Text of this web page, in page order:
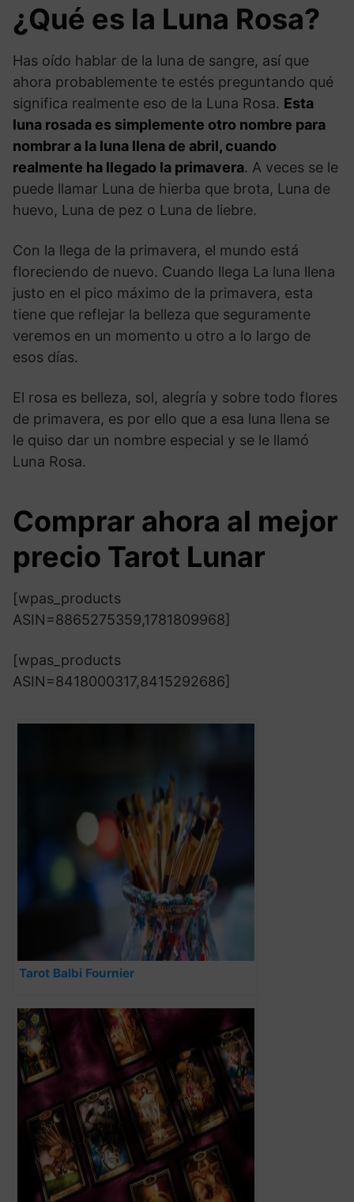
¿Qué es la Luna Rosa?
Has oído hablar de la luna de sangre, así que
ahora probablemente te estés preguntando qué
significa realmente eso de la Luna Rosa. Esta
luna rosada es simplemente otro nombre para
nombrar a la luna llena de abril, cuando
realmente ha llegado la primavera. A veces se le
puede llamar Luna de hierba que brota, Luna de
huevo, Luna de pez o Luna de liebre.
Con la llega de la primavera, el mundo está
floreciendo de nuevo. Cuando llega La luna llena
justo en el pico máximo de la primavera, esta
tiene que reflejar la belleza que seguramente
veremos en un momento u otro a lo largo de
esos días.
El rosa es belleza, sol, alegría y sobre todo flores
de primavera, es por ello que a esa luna llena se
le quiso dar un nombre especial y se le llamó
Luna Rosa.
Comprar ahora al mejor
precio Tarot Lunar
[wpas_products
ASIN=8865275359,1781809968]
[wpas_products
ASIN=8418000317,8415292686]
Tarot Balbi Fournier